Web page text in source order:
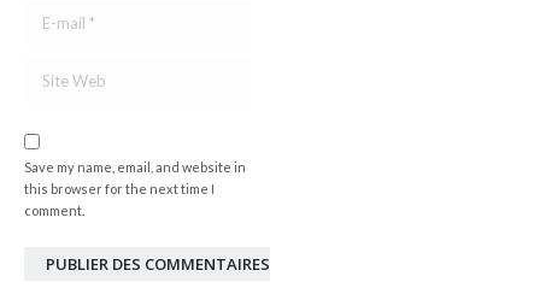
E-mail *
Site Web
Save my name, email, and website in
this browser for the next time I
comment.
PUBLIER DES COMMENTAIRES